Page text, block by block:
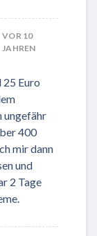
VOR 10
JAHREN
Euro
ungefähr
400
mir dann
und
2 Tage